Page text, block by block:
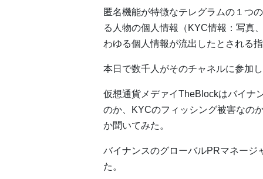
匿名機能が特徴なテレグラムの１つ
る人物の個人情報（KYC情報：写真
わゆる個人情報が流出したとされる
本日で数千人がそのチャネルに参加
仮想通貨メデァイTheBlockはバイナ
のか、KYCのフィッシング被害なの
か聞いてみた。
バイナンスのグローバルPRマネー
た。